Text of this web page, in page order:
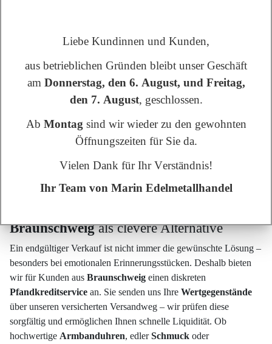
Silbermünzen , kunsthandwerklichesTafelsilber, repräsentative
Bauteile mit Edelmetallgehalt. Gerade in den traditionsreichen
Vierteln Braunschweigs – sei es im vornehmen Östlichen
Ringgebiet, im historischen Magniviertel, im grünen
schlummern oft verborgene Werte: ein kostbaresSilberservice
aus Großmutters Zeiten, wertvolle Familienerbstücke oder
Begutachtung und faire Marktbewertungen – vollkommen
kostenfrei und ohne versteckte Gebühren.
Braunschweigals clevere Alternative
Ein endgültiger Verkauf ist nicht immer die gewünschte Lösung –
besonders bei emotionalen Erinnerungsstücken. Deshalb bieten
wir für Kunden aus Braunschweig einen diskreten
Pfandkreditservice an. Sie senden uns Ihre Wertgegenstände
über unseren versicherten Versandweg – wir prüfen diese
sorgfältig und ermöglichen Ihnen schnelle Liquidität. Ob
hochwertige Armbanduhren, edlerSchmuck oder
Liebe Kundinnen und Kunden,
aus betrieblichen Gründen bleibt unser Geschäft
am Donnerstag, den 6. August, und Freitag,
den 7. August, geschlossen.
Ab Montag sind wir wieder zu den gewohnten
Öffnungszeiten für Sie da.
Vielen Dank für Ihr Verständnis!
Ihr Team von Marin Edelmetallhandel